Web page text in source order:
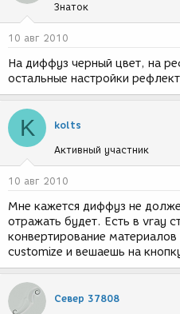
Знаток
10 авг 2010
На диффуз черный цвет, на
остальные настройки
K kolts
Активный участник
10 авг 2010
Мне кажется диффуз не
отражать будет. Есть в vray
конвертирование
customize и вешаешь на
Север 37808